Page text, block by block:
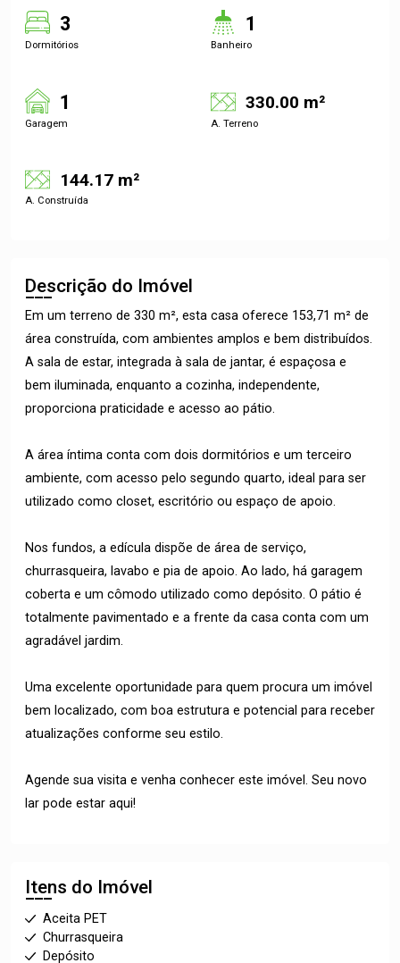
3
Dormitórios
1
Banheiro
1
Garagem
330.00 m²
A. Terreno
144.17 m²
A. Construída
Descrição do Imóvel
Em um terreno de 330 m², esta casa oferece 153,71 m² de
área construída, com ambientes amplos e bem distribuídos.
A sala de estar, integrada à sala de jantar, é espaçosa e
bem iluminada, enquanto a cozinha, independente,
proporciona praticidade e acesso ao pátio.
A área íntima conta com dois dormitórios e um terceiro
ambiente, com acesso pelo segundo quarto, ideal para ser
utilizado como closet, escritório ou espaço de apoio.
Nos fundos, a edícula dispõe de área de serviço,
churrasqueira, lavabo e pia de apoio. Ao lado, há garagem
coberta e um cômodo utilizado como depósito. O pátio é
totalmente pavimentado e a frente da casa conta com um
agradável jardim.
Uma excelente oportunidade para quem procura um imóvel
bem localizado, com boa estrutura e potencial para receber
atualizações conforme seu estilo.
Agende sua visita e venha conhecer este imóvel. Seu novo
lar pode estar aqui!
Itens do Imóvel
Aceita PET
Churrasqueira
Depósito